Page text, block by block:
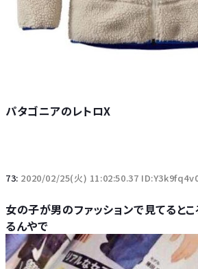
パタゴニアのレトロX
73: 2020/02/25(火) 11:02:50.37
女の子が男のファッションで見てると
るんやで